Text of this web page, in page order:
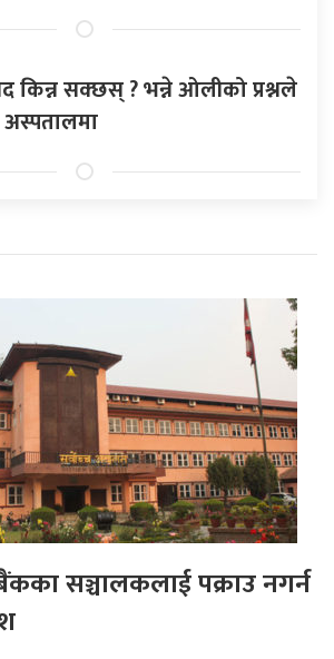
किन्न सक्छस् ? भन्ने ओलीको प्रश्नले
सञ्चालकलाई पक्राउ नगर्न